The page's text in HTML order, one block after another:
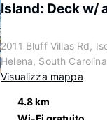
Island: Deck w/
2011 Bluff Villas Rd,
Helena, South
Visualizza mappa
4.8 km